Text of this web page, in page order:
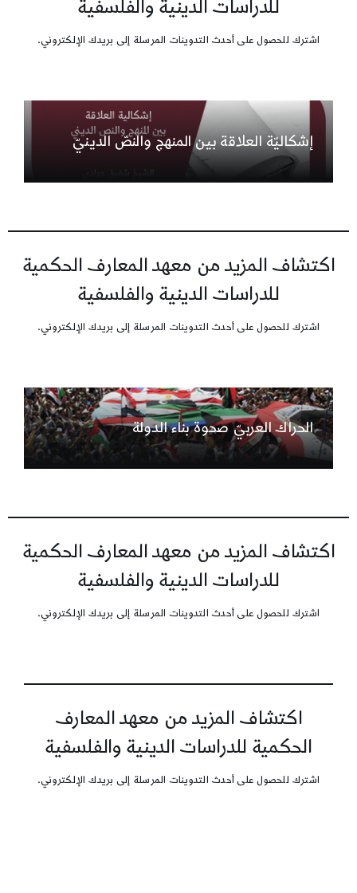
للدراسات الدينية والفلسفية
اشترك للحصول على أحدث التدوينات المرسلة إلى بريدك الإلكتروني.
إشكاليّة العلاقة بين المنهج والنصّ الدينيّ
اكتشاف المزيد من معهد المعارف الحكمية
للدراسات الدينية والفلسفية
اشترك للحصول على أحدث التدوينات المرسلة إلى بريدك الإلكتروني.
الحراك العربيّ صحوة بناء الدولة
اكتشاف المزيد من معهد المعارف الحكمية
للدراسات الدينية والفلسفية
اشترك للحصول على أحدث التدوينات المرسلة إلى بريدك الإلكتروني.
اكتشاف المزيد من معهد المعارف
الحكمية للدراسات الدينية والفلسفية
اشترك للحصول على أحدث التدوينات المرسلة إلى بريدك الإلكتروني.